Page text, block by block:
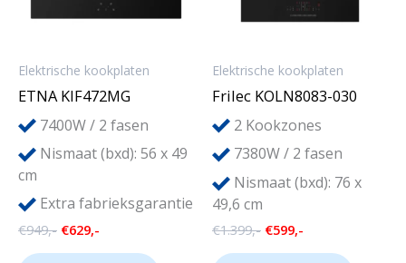
Elektrische kookplaten
ETNA KIF472MG
7400W / 2 fasen
Nismaat (bxd): 56 x 49
cm
Extra fabrieksgarantie
€949,- Oorspronkelijke
€629,-
Elektrische kookplaten
Frilec KOLN8083-030
2 Kookzones
7380W / 2 fasen
Nismaat (bxd): 76 x
49,6 cm
€1.399,- Oorspronkelijke
€599,-